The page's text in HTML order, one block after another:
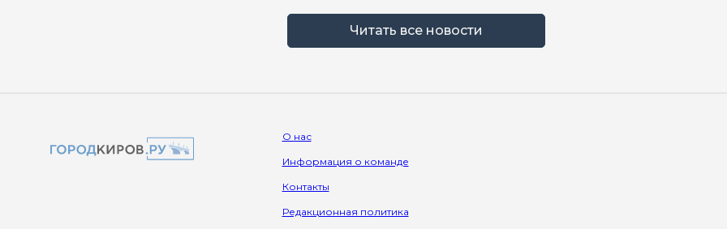
Читать все новости
О нас
Информация о команде
Контакты
Редакционная политика